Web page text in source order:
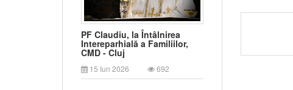
PF Claudiu, la Întâlnirea
Intereparhială a Familiilor,
CMD - Cluj
15 Iun 2026 692